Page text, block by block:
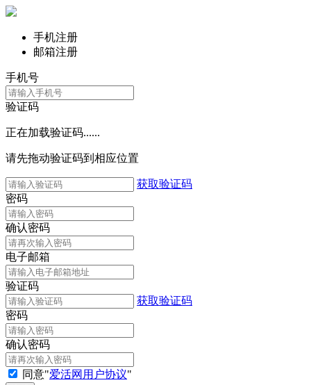
手机注册
邮箱注册
手机号
验证码
正在加载验证码......
请先拖动验证码到相应位置
获取验证码
密码
确认密码
电子邮箱
验证码
获取验证码
密码
确认密码
同意"爱活网用户协议"